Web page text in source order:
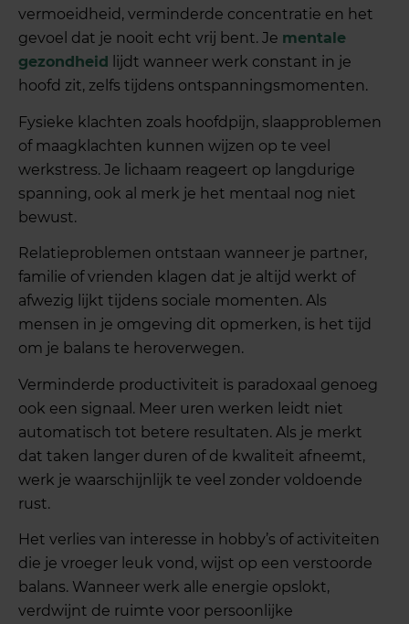
vermoeidheid, verminderde concentratie en het
gevoel dat je nooit echt vrij bent. Je mentale
gezondheid lijdt wanneer werk constant in je
hoofd zit, zelfs tijdens ontspanningsmomenten.
Fysieke klachten zoals hoofdpijn, slaapproblemen
of maagklachten kunnen wijzen op te veel
werkstress. Je lichaam reageert op langdurige
spanning, ook al merk je het mentaal nog niet
bewust.
Relatieproblemen ontstaan wanneer je partner,
familie of vrienden klagen dat je altijd werkt of
afwezig lijkt tijdens sociale momenten. Als
mensen in je omgeving dit opmerken, is het tijd
om je balans te heroverwegen.
Verminderde productiviteit is paradoxaal genoeg
ook een signaal. Meer uren werken leidt niet
automatisch tot betere resultaten. Als je merkt
dat taken langer duren of de kwaliteit afneemt,
werk je waarschijnlijk te veel zonder voldoende
rust.
Het verlies van interesse in hobby’s of activiteiten
die je vroeger leuk vond, wijst op een verstoorde
balans. Wanneer werk alle energie opslokt,
verdwijnt de ruimte voor persoonlijke